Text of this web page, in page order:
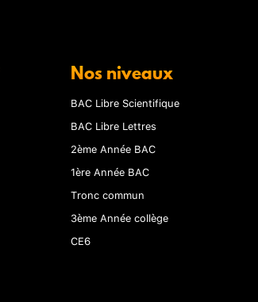
Nos niveaux
BAC Libre Scientifique
BAC Libre Lettres
2ème Année BAC
1ère Année BAC
Tronc commun
3ème Année collège
CE6